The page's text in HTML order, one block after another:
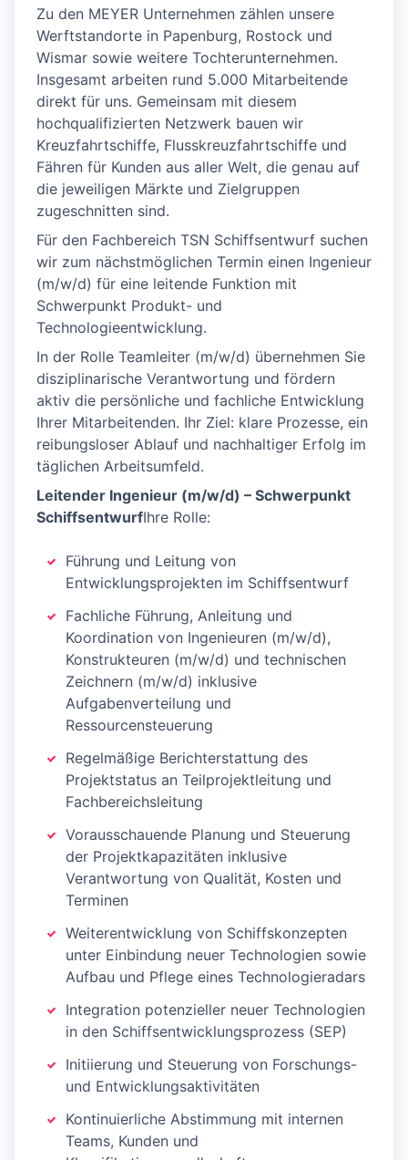
Zu den MEYER Unternehmen zählen unsere
Werftstandorte in Papenburg, Rostock und
Wismar sowie weitere Tochterunternehmen.
Insgesamt arbeiten rund 5.000 Mitarbeitende
direkt für uns. Gemeinsam mit diesem
hochqualifizierten Netzwerk bauen wir
Kreuzfahrtschiffe, Flusskreuzfahrtschiffe und
Fähren für Kunden aus aller Welt, die genau auf
die jeweiligen Märkte und Zielgruppen
zugeschnitten sind.
Für den Fachbereich TSN Schiffsentwurf suchen
wir zum nächstmöglichen Termin einen Ingenieur
(m/w/d) für eine leitende Funktion mit
Schwerpunkt Produkt- und
Technologieentwicklung.
In der Rolle Teamleiter (m/w/d) übernehmen Sie
disziplinarische Verantwortung und fördern
aktiv die persönliche und fachliche Entwicklung
Ihrer Mitarbeitenden. Ihr Ziel: klare Prozesse, ein
reibungsloser Ablauf und nachhaltiger Erfolg im
täglichen Arbeitsumfeld.
Leitender Ingenieur (m/w/d) – Schwerpunkt
SchiffsentwurfIhre Rolle:
Führung und Leitung von
Entwicklungsprojekten im Schiffsentwurf
Fachliche Führung, Anleitung und
Koordination von Ingenieuren (m/w/d),
Konstrukteuren (m/w/d) und technischen
Zeichnern (m/w/d) inklusive
Aufgabenverteilung und
Ressourcensteuerung
Regelmäßige Berichterstattung des
Projektstatus an Teilprojektleitung und
Fachbereichsleitung
Vorausschauende Planung und Steuerung
der Projektkapazitäten inklusive
Verantwortung von Qualität, Kosten und
Terminen
Weiterentwicklung von Schiffskonzepten
unter Einbindung neuer Technologien sowie
Aufbau und Pflege eines Technologieradars
Integration potenzieller neuer Technologien
in den Schiffsentwicklungsprozess (SEP)
Initiierung und Steuerung von Forschungs-
und Entwicklungsaktivitäten
Kontinuierliche Abstimmung mit internen
Teams, Kunden und